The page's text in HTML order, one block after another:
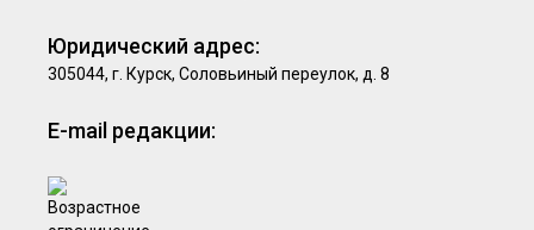
Юридический адрес:
305044, г. Курск, Соловьиный переулок, д. 8
E-mail редакции: